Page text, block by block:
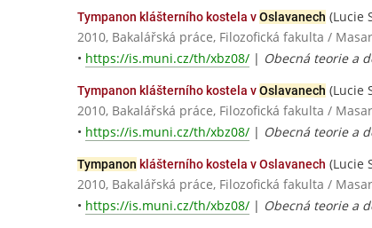
Tympanon klášterního kostela vOslavanech (Lucie
2010, Bakalářská práce, Filozofická fakulta /
• https://is.muni.cz/th/xbz08/ | Obecná teorie a
Tympanon klášterního kostela vOslavanech (Lucie
2010, Bakalářská práce, Filozofická fakulta /
• https://is.muni.cz/th/xbz08/ | Obecná teorie a
Tympanon klášterního kostela v Oslavanech (Lucie
2010, Bakalářská práce, Filozofická fakulta /
• https://is.muni.cz/th/xbz08/ | Obecná teorie a